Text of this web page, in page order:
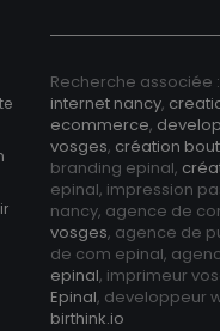
Recherche associée :
internet nancy,
ecommerce,
vosges, création
branding epinal,
epinal, impression
nancy, agence de
vosges, agence de
de com epinal,
epinal, imprimeur
Epinal, developpeur
birthink.io